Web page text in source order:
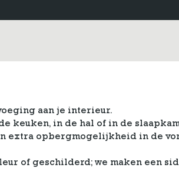
aan je interieur.
keuken, in de hal of in de
extra opbergmogelijkheid in de
of geschilderd; we maken een